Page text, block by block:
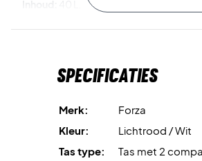
Specificaties
Merk:
Forza
Kleur:
Lichtrood / Wit
Tas type:
Tas met 2